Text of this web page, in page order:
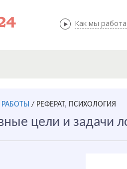
Как мы
Как мы
РАБОТЫ / РЕФЕРАТ, ПСИХОЛОГИЯ
цели и задачи